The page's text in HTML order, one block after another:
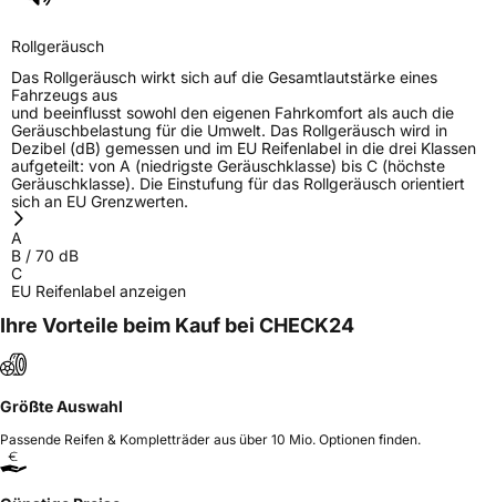
Rollgeräusch
Das Rollgeräusch wirkt sich auf die Gesamtlautstärke eines
Fahrzeugs aus
und beeinflusst sowohl den eigenen Fahrkomfort als auch die
Geräuschbelastung für die Umwelt. Das Rollgeräusch wird in
Dezibel (dB) gemessen und im EU Reifenlabel in die drei Klassen
aufgeteilt: von A (niedrigste Geräuschklasse) bis C (höchste
Geräuschklasse). Die Einstufung für das Rollgeräusch orientiert
sich an EU Grenzwerten.
A
B / 70 dB
C
EU Reifenlabel anzeigen
Ihre Vorteile beim Kauf bei CHECK24
Größte Auswahl
Passende Reifen & Kompletträder aus über 10 Mio. Optionen finden.